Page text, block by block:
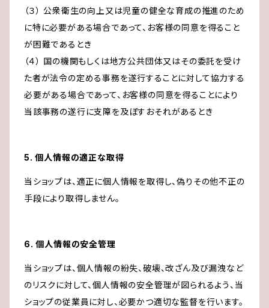
（３） 公衆衛生の向上又は児童の健全な育成の推進のため
に特に必要がある場合であって、お客様の同意を得ること
が困難であるとき
（４） 国の機関もしくは地方公共団体又はその委託を受け
た者が法令の定める事務を遂行することに対して協力する
必要がある場合であって、お客様の同意を得ることにより
当該事務の遂行に支障を及ぼすおそれがあるとき
5. 個人情報の適正な取得
当ショップは、適正に個人情報を取得し、偽りその他不正の
手段により取得しません。
6. 個人情報の安全管理
当ショップは、個人情報の紛失、破壊、改ざん及び漏洩など
のリスクに対して、個人情報の安全管理が図られるよう、当
ショップの従業員に対し、必要かつ適切な監督を行います。